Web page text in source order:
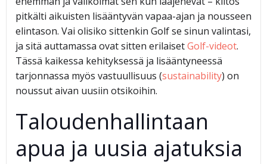
pitkälti aikuisten lisääntyvän vapaa-ajan ja nousseen
elintason. Vai olisiko sittenkin Golf se sinun valintasi,
ja sitä auttamassa ovat sitten erilaisetGolf-videot.
Tässä kaikessa kehityksessä ja lisääntyneessä
tarjonnassa myös vastuullisuus (sustainability) on
noussut aivan uusiin otsikoihin.
Taloudenhallintaan
apua ja uusia ajatuksia